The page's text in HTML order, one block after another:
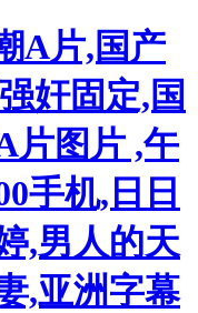
A片,国产
奸固定,国
片图片 ,午
手机,日日
,男人的天
,亚洲字幕